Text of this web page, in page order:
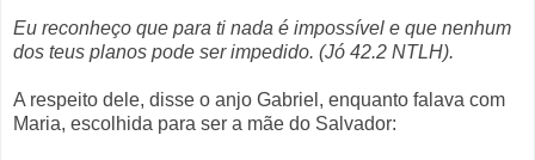
Eu reconheço que para ti nada é impossível e que nenhum
dos teus planos pode ser impedido. (Jó 42.2 NTLH).
A respeito dele, disse o anjo Gabriel, enquanto falava com
Maria, escolhida para ser a mãe do Salvador: